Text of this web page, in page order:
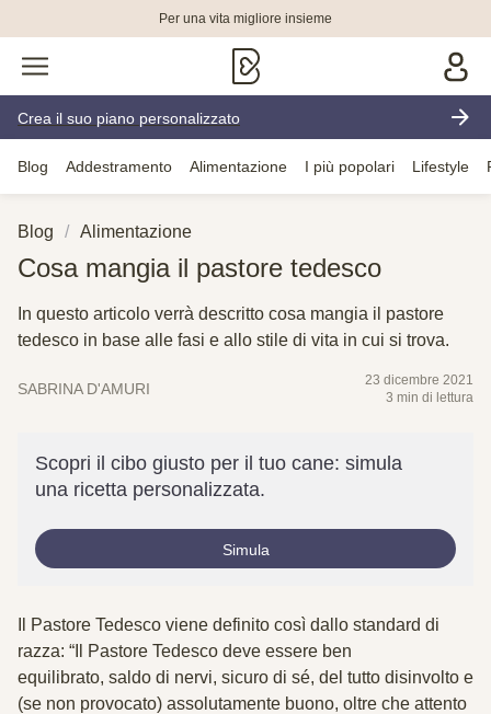
Per una vita migliore insieme
Crea il suo piano personalizzato
Blog Addestramento Alimentazione I più popolari Lifestyle
Blog Alimentazione
Cosa mangia il pastore tedesco
In questo articolo verrà descritto cosa mangia il pastore
tedesco in base alle fasi e allo stile di vita in cui si trova.
SABRINA D'AMURI
23 dicembre 2021
3 min di lettura
Scopri il cibo giusto per il tuo cane: simula
una ricetta personalizzata.
Simula
Il Pastore Tedesco viene definito così dallo standard di
razza: “Il Pastore Tedesco deve essere ben
equilibrato, saldo di nervi, sicuro di sé, del tutto disinvolto e
(se non provocato) assolutamente buono, oltre che attento